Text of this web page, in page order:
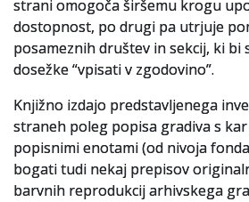
strani omogoča širšemu krogu
dostopnost, po drugi pa utrjuje
posameznih društev in sekcij, ki bi
dosežke “vpisati v zgodovino”.
Knjižno izdajo predstavljenega
straneh poleg popisa gradiva s
popisnimi enotami (od nivoja
bogati tudi nekaj prepisov
barvnih reprodukcij arhivskega